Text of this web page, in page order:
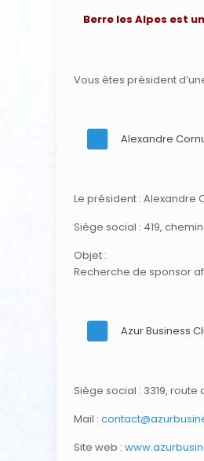
Berre les Alpes est
Vous êtes président
Alexandre
Le président : Alexandre
Siège social : 419,
Objet :
Recherche de sponsor
Azur Business
Siège social : 3319,
Mail :
Site web :